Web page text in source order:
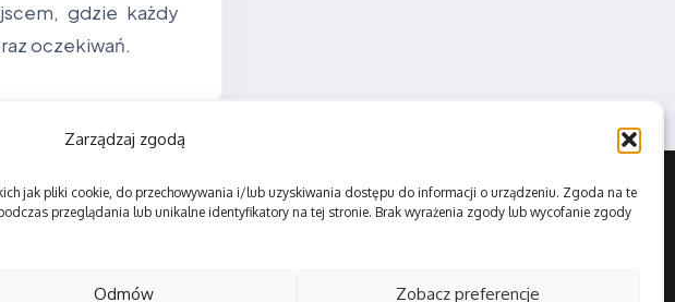
Zarządzaj zgodą
jak pliki cookie, do przechowywania i/lub uzyskiwania dostępu do informacji o urządzeniu. Zgoda na te
przeglądania lub unikalne identyfikatory na tej stronie. Brak wyrażenia zgody lub wycofanie zgody
Odmów Zobacz preferencje
gdzie każdy
oczekiwań.